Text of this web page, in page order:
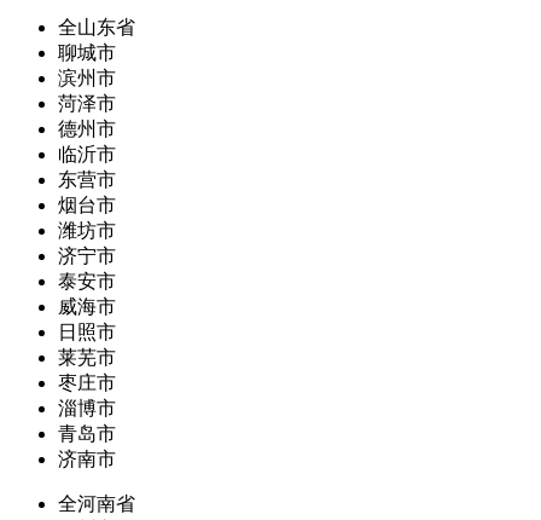
全山东省
聊城市
滨州市
菏泽市
德州市
临沂市
东营市
烟台市
潍坊市
济宁市
泰安市
威海市
日照市
莱芜市
枣庄市
淄博市
青岛市
济南市
全河南省